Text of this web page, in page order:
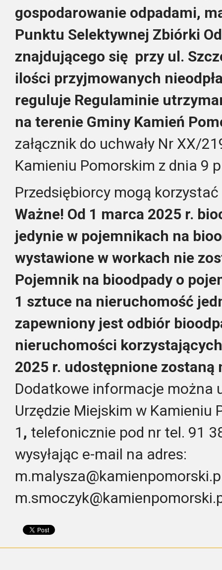
gospodarowanie odpadami,
Punktu Selektywnej Zbiórki
znajdującego się przy ul.
ilości przyjmowanych
reguluje Regulaminie
na terenie Gminy Kamień
załącznik do uchwały Nr XX/
Kamieniu Pomorskim z dnia 9
Przedsiębiorcy mogą korzystać
Ważne! Od 1 marca 2025 r.
jedynie w pojemnikach na
wystawione w workach nie
Pojemnik na bioodpady o
1 sztuce na nieruchomość
zapewniony jest odbiór
nieruchomości
2025 r. udostępnione zostaną
Dodatkowe informacje można
Urzędzie Miejskim w Kamieniu
1 , telefonicznie pod nr tel. 91
wysyłając e-mail na adres: